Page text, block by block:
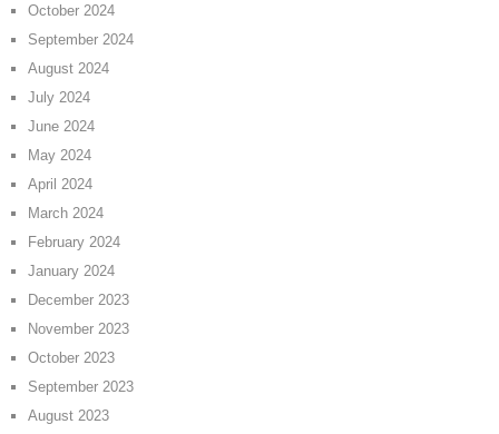
October 2024
September 2024
August 2024
July 2024
June 2024
May 2024
April 2024
March 2024
February 2024
January 2024
December 2023
November 2023
October 2023
September 2023
August 2023